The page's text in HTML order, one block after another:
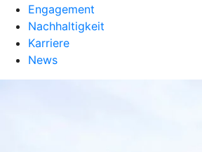
Engagement
Nachhaltigkeit
Karriere
News